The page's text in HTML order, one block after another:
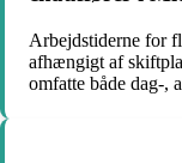
Arbejdstiderne for
afhængigt af
omfatte både dag-,